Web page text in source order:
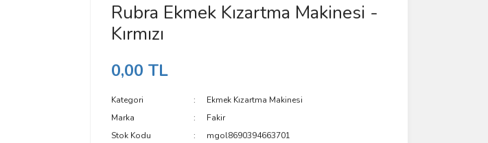
Rubra Ekmek Kızartma Makinesi -
Kırmızı
0,00 TL
Kategori
Ekmek Kızartma Makinesi
Marka
Fakir
Stok Kodu
mgol8690394663701